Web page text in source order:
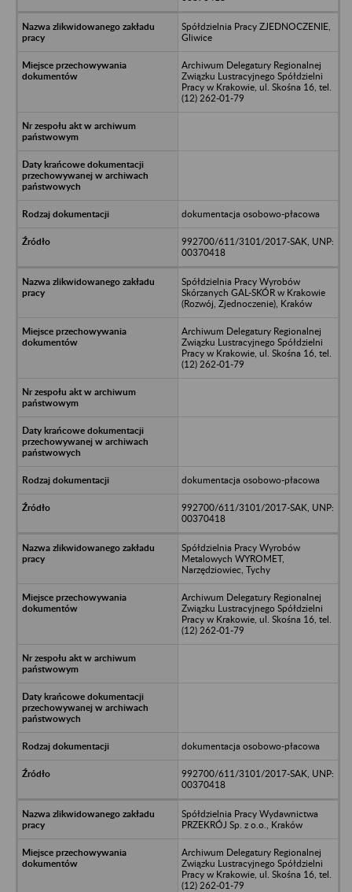
Spółdzielnia Pracy ZJEDNOCZENIE,
Gliwice
Archiwum Delegatury Regionalnej
Związku Lustracyjnego Spółdzielni
Pracy w Krakowie, ul. Skośna 16, tel.
(12) 262-01-79
dokumentacja osobowo-płacowa
992700/611/3101/2017-SAK, UNP:
00370418
Spółdzielnia Pracy Wyrobów
Skórzanych GAL-SKÓR w Krakowie
(Rozwój, Zjednoczenie), Kraków
Archiwum Delegatury Regionalnej
Związku Lustracyjnego Spółdzielni
Pracy w Krakowie, ul. Skośna 16, tel.
(12) 262-01-79
dokumentacja osobowo-płacowa
992700/611/3101/2017-SAK, UNP:
00370418
Spółdzielnia Pracy Wyrobów
Metalowych WYROMET,
Narzędziowiec, Tychy
Archiwum Delegatury Regionalnej
Związku Lustracyjnego Spółdzielni
Pracy w Krakowie, ul. Skośna 16, tel.
(12) 262-01-79
dokumentacja osobowo-płacowa
992700/611/3101/2017-SAK, UNP:
00370418
Spółdzielnia Pracy Wydawnictwa
PRZEKRÓJ Sp. z o.o., Kraków
Archiwum Delegatury Regionalnej
Związku Lustracyjnego Spółdzielni
Pracy w Krakowie, ul. Skośna 16, tel.
(12) 262-01-79